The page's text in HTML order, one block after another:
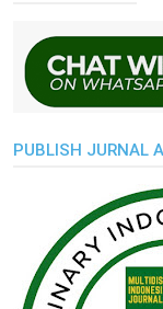
PUBLISH JURNAL